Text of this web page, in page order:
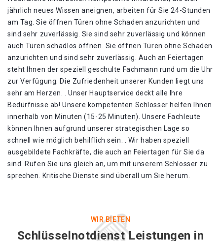
jährlich neues Wissen aneignen, arbeiten für Sie 24-Stunden
am Tag. Sie öffnen Türen ohne Schaden anzurichten und
sind sehr zuverlässig. Sie sind sehr zuverlässig und können
auch Türen schadlos öffnen. Sie öffnen Türen ohne Schaden
anzurichten und sind sehr zuverlässig. Auch an Feiertagen
steht Ihnen der speziell geschulte Fachmann rund um die Uhr
zur Verfügung. Die Zufriedenheit unserer Kunden liegt uns
sehr am Herzen. . Unser Hauptservice deckt alle Ihre
Bedürfnisse ab! Unsere kompetenten Schlosser helfen Ihnen
innerhalb von Minuten (15-25 Minuten). Unsere Fachleute
können Ihnen aufgrund unserer strategischen Lage so
schnell wie möglich behilflich sein. . Wir haben speziell
ausgebildete Fachkräfte, die auch an Feiertagen für Sie da
sind. Rufen Sie uns gleich an, um mit unserem Schlosser zu
sprechen. Kritische Dienste sind überall um Sie herum.
WIR BIETEN
Schlüsselnotdienst Leistungen in